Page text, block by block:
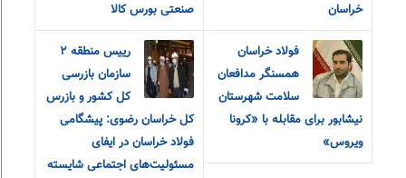
خراسان
صنعتی بورس کالا
فولاد خراسان
همسنگر مدافعان
سلامت شهرستان
نیشابور برای مقابله با «کرونا
ویروس»
رییس منطقه ٢
سازمان بازرسی
کل کشور و بازرس
کل خراسان رضوی: پیشگامی
فولاد خراسان در ایفای
مسئولیت‌های اجتماعی شایسته